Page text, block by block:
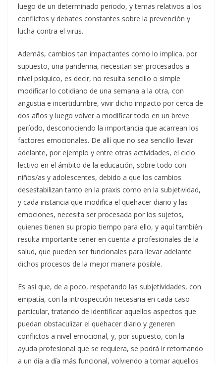
luego de un determinado periodo, y temas relativos a los
conflictos y debates constantes sobre la prevención y
lucha contra el virus.
Además, cambios tan impactantes como lo implica, por
supuesto, una pandemia, necesitan ser procesados a
nivel psíquico, es decir, no resulta sencillo o simple
modificar lo cotidiano de una semana a la otra, con
angustia e incertidumbre, vivir dicho impacto por cerca de
dos años y luego volver a modificar todo en un breve
período, desconociendo la importancia que acarrean los
factores emocionales. De allí que no sea sencillo llevar
adelante, por ejemplo y entre otras actividades, el ciclo
lectivo en el ámbito de la educación, sobre todo con
niños/as y adolescentes, debido a que los cambios
desestabilizan tanto en la praxis como en la subjetividad,
y cada instancia que modifica el quehacer diario y las
emociones, necesita ser procesada por los sujetos,
quienes tienen su propio tiempo para ello, y aquí también
resulta importante tener en cuenta a profesionales de la
salud, que pueden ser funcionales para llevar adelante
dichos procesos de la mejor manera posible.
Es así que, de a poco, respetando las subjetividades, con
empatía, con la introspección necesaria en cada caso
particular, tratando de identificar aquellos aspectos que
puedan obstaculizar el quehacer diario y generen
conflictos a nivel emocional, y, por supuesto, con la
ayuda profesional que se requiera, se podrá ir retornando
a un día a día más funcional, volviendo a tomar aquellos